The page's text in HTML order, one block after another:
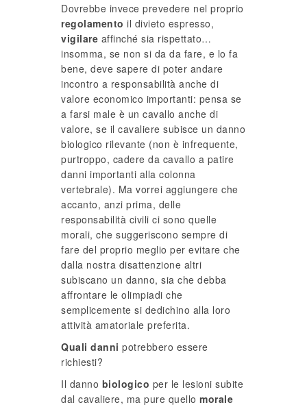
Dovrebbe invece prevedere nel proprio
regolamento il divieto espresso,
vigilare affinché sia rispettato…
insomma, se non si da da fare, e lo fa
bene, deve sapere di poter andare
incontro a responsabilità anche di
valore economico importanti: pensa se
a farsi male è un cavallo anche di
valore, se il cavaliere subisce un danno
biologico rilevante (non è infrequente,
purtroppo, cadere da cavallo a patire
danni importanti alla colonna
vertebrale). Ma vorrei aggiungere che
accanto, anzi prima, delle
responsabilità civili ci sono quelle
morali, che suggeriscono sempre di
fare del proprio meglio per evitare che
dalla nostra disattenzione altri
subiscano un danno, sia che debba
affrontare le olimpiadi che
semplicemente si dedichino alla loro
attività amatoriale preferita.
Quali danni potrebbero essere
richiesti?
Il danno biologico per le lesioni subite
dal cavaliere, ma pure quello morale